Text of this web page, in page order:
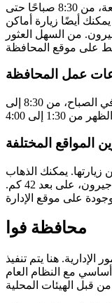
تفتح محافظة فوا أبوابها من الاثنين إلى الجمعة، من 8:30 صباحًا حتى
في فوا. يمكنك أيضًا زيارة أماكن
من السهل العثور
عمل المحافظة
تفتح محافظة فوا من الاثنين إلى الجمعة. في الصباح، من 8:30 إلى
المواقع المختلفة
يمكنك الذهاب
إلى بامير، على بعد 20 كم، أو إلى سان جيرون، على بعد 42 كم.
محافظة فوا
الإدارية. هنا يتم تنفيذ
مع النظام العام